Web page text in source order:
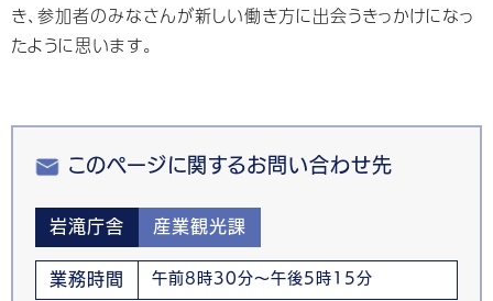
き、参加者のみなさんが新しい働き方に出会うきっかけになっ
たように思います。
このページに関するお問い合わせ先
岩滝庁舎 産業観光課
業務時間 午前8時30分～午後5時15分